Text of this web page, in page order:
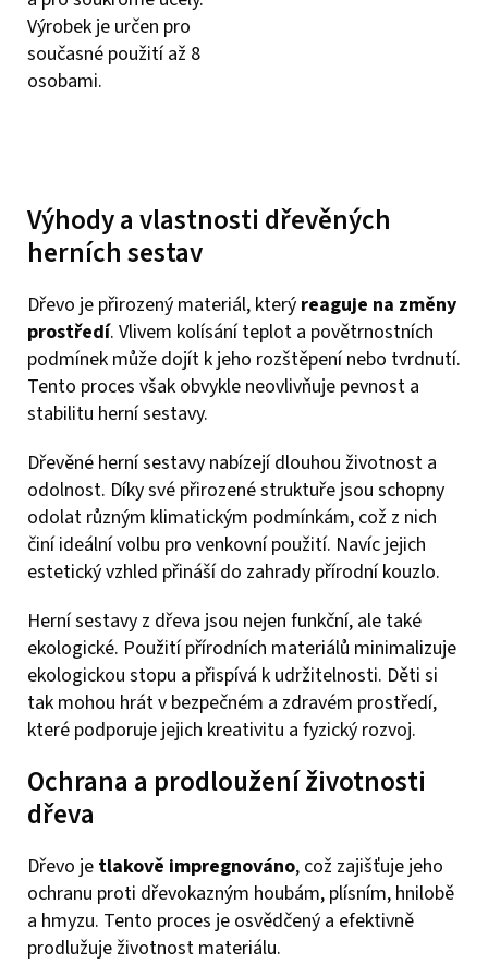
Výrobek je určen pro
současné použití až 8
osobami.
Výhody a vlastnosti dřevěných
herních sestav
Dřevo je přirozený materiál, který reaguje na změny
prostředí. Vlivem kolísání teplot a povětrnostních
podmínek může dojít k jeho rozštěpení nebo tvrdnutí.
Tento proces však obvykle neovlivňuje pevnost a
stabilitu herní sestavy.
Dřevěné herní sestavy nabízejí dlouhou životnost a
odolnost. Díky své přirozené struktuře jsou schopny
odolat různým klimatickým podmínkám, což z nich
činí ideální volbu pro venkovní použití. Navíc jejich
estetický vzhled přináší do zahrady přírodní kouzlo.
Herní sestavy z dřeva jsou nejen funkční, ale také
ekologické. Použití přírodních materiálů minimalizuje
ekologickou stopu a přispívá k udržitelnosti. Děti si
tak mohou hrát v bezpečném a zdravém prostředí,
které podporuje jejich kreativitu a fyzický rozvoj.
Ochrana a prodloužení životnosti
dřeva
Dřevo je tlakově impregnováno, což zajišťuje jeho
ochranu proti dřevokazným houbám, plísním, hnilobě
a hmyzu. Tento proces je osvědčený a efektivně
prodlužuje životnost materiálu.